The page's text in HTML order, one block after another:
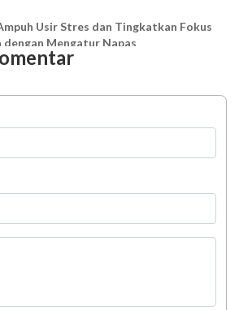
Usir Stres dan Tingkatkan Fokus
dengan Mengatur Napas
dalam Tubuh
Manis, Teman atau Ancaman?
Selesaikan Challenge 6.000 Langkah?